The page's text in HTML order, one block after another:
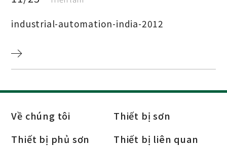
industrial-automation-india-2012
Về chúng tôi
Thiết bị sơn
Thiết bị phủ sơn
Thiết bị liên quan